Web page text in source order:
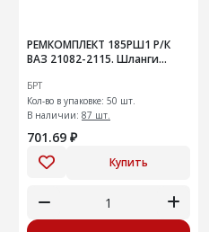
РЕМКОМПЛЕКТ 185РШ1 Р/К
ВАЗ 21082-2115. Шланги
радиатора на инжекторный
двигатель
БРТ
Кол-во в упаковке: 50 шт.
В наличии: 87 шт.
701.69 ₽
Купить